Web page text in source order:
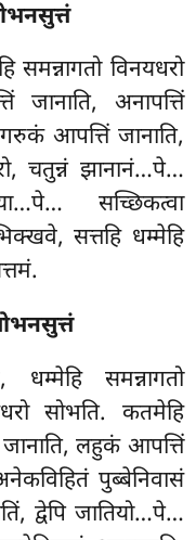
समन्नागतो विनयधरो
जानाति, अनापत्तिं
आपत्तिं जानाति,
चतुन्नं झानानं…पे…
सच्छिकत्वा
सत्तहि धम्मेहि
समन्नागतो
सोभति. कतमेहि
जानाति, लहुकं आपत्तिं
पुब्बेनिवासं
द्वेपि जातियो…पे…